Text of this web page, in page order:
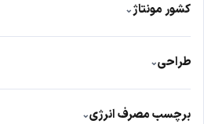
کشور مونتاژ⌄
چین
طراحی⌄
دیواری
برچسب مصرف انرژی⌄